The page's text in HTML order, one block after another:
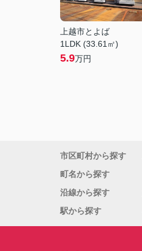
上越市とよば
1LDK (33.61㎡)
5.9万円
市区町村から探す
町名から探す
沿線から探す
駅から探す